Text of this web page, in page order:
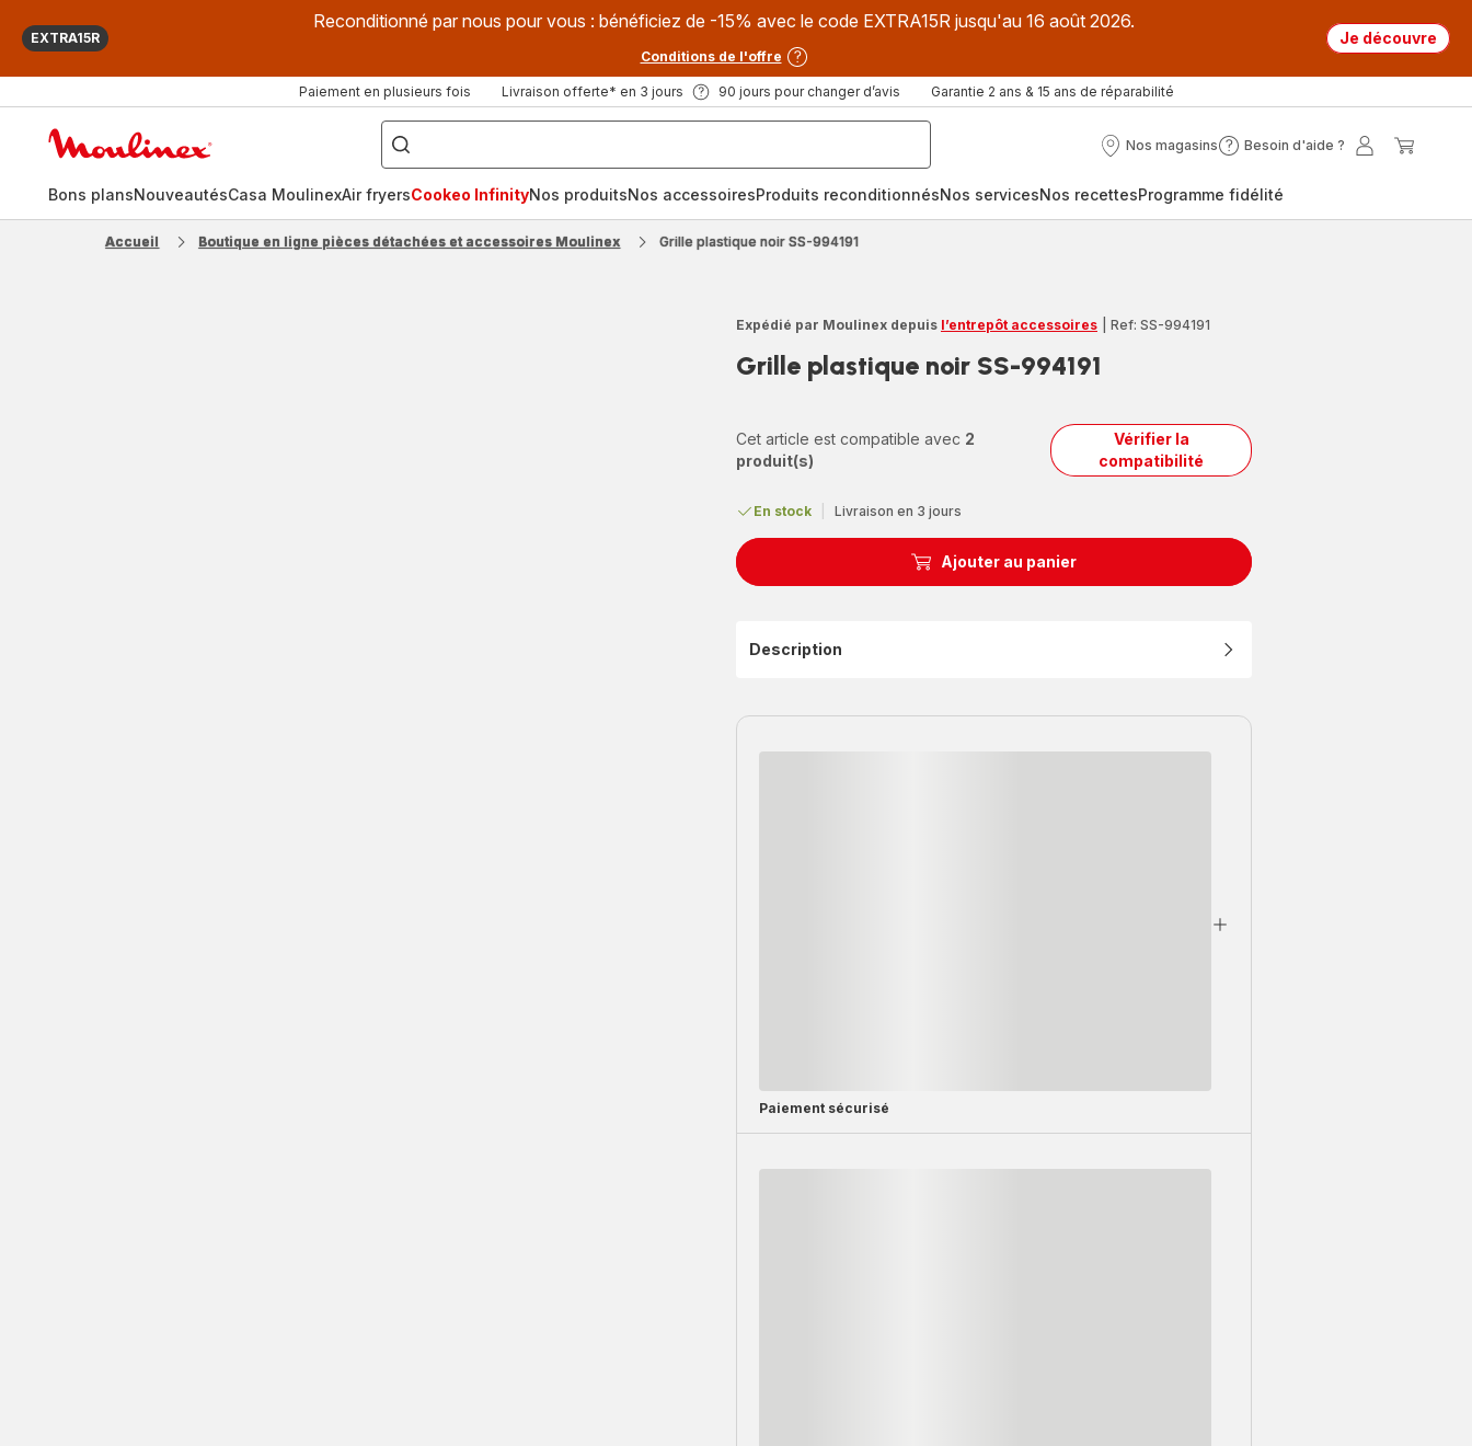
EXTRA15R
Reconditionné par nous pour vous : bénéficiez de -15% avec le code EXTRA15R jusqu'au 16 août 2026.
Conditions de l'offre
Je découvre
Paiement en plusieurs fois Livraison offerte* en 3 jours 90 jours pour changer d’avis Garantie 2 ans & 15 ans de réparabilité
["Que
recherchez-
vous
?",
fryer",
"Companion"]
Nos magasins
Nos
Besoin d'aide ?
Besoin
?
Mon
Bons plansNouveautésCasa MoulinexAir fryersCookeo InfinityNos produitsNos accessoiresProduits reconditionnésNos servicesNos recettesProgramme fidélité
Accueil Boutique en ligne pièces détachées et accessoires Moulinex Grille plastique noir SS-994191
Expédié par Moulinex depuis l’entrepôt accessoires Ref: SS-994191
Grille plastique noir SS-994191
Cet article est compatible avec 2
produit(s)
Vérifier la
compatibilité
En stock Livraison en 3 jours
Ajouter au panier
Description
Paiement sécurisé